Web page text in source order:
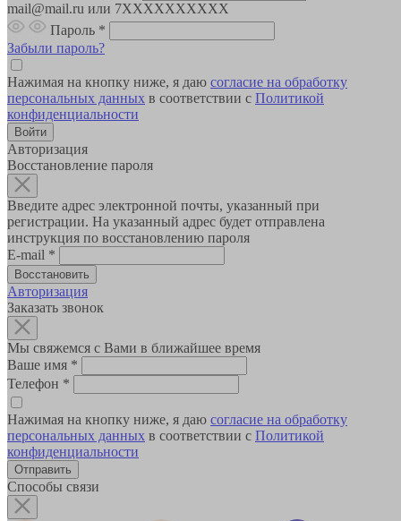
mail@mail.ru или 7XXXXXXXXXX
Пароль *
Забыли пароль?
Нажимая на кнопку ниже, я даю согласие на обработку
персональных данных в соответствии с Политикой
конфиденциальности
Авторизация
Восстановление пароля
Введите адрес электронной почты, указанный при
регистрации. На указанный адрес будет отправлена
инструкция по восстановлению пароля
E-mail *
Авторизация
Заказать звонок
Мы свяжемся с Вами в ближайшее время
Ваше имя *
Телефон *
Нажимая на кнопку ниже, я даю согласие на обработку
персональных данных в соответствии с Политикой
конфиденциальности
Способы связи